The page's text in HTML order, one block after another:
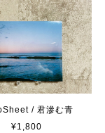
/ 君滲む青
¥1,800